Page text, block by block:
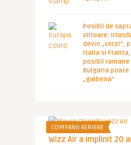
Posibil de
viitoare:
devin „verzi”,
Italia si Franta,
posibil ramane
Bulgaria poate
„galbena”
COMPANII AERIENE
Wizz Air a implinit 20